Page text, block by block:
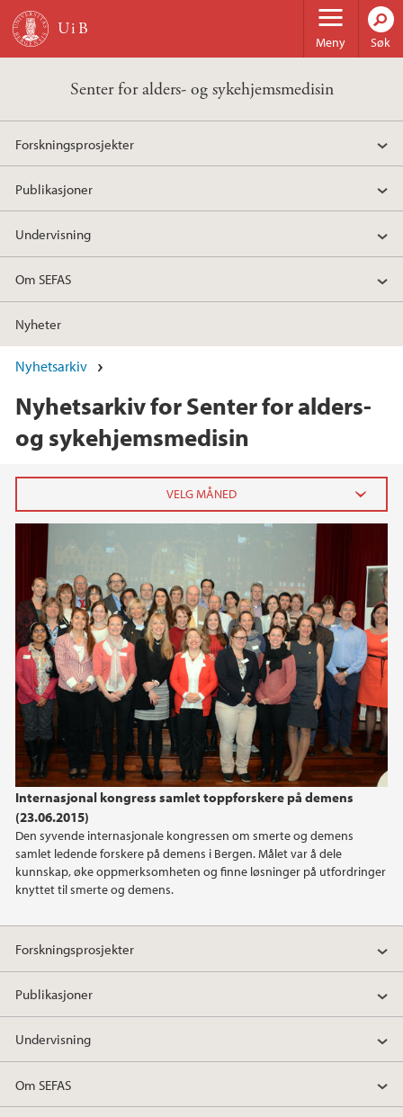
Hopp til hovedinnhold
Meny Søk
Senter for alders- og sykehjemsmedisin
Forskningsprosjekter
Publikasjoner
Undervisning
Om SEFAS
Nyheter
Nyhetsarkiv
Nyhetsarkiv for Senter for alders-
og sykehjemsmedisin
Internasjonal kongress samlet toppforskere på demens
(23.06.2015)
Den syvende internasjonale kongressen om smerte og demens
samlet ledende forskere på demens i Bergen. Målet var å dele
kunnskap, øke oppmerksomheten og finne løsninger på utfordringer
knyttet til smerte og demens.
desember (1)
oktober (1)
juni (1)
2023
2022
2021
2020
2019
Forskningsprosjekter
Publikasjoner
Undervisning
Om SEFAS